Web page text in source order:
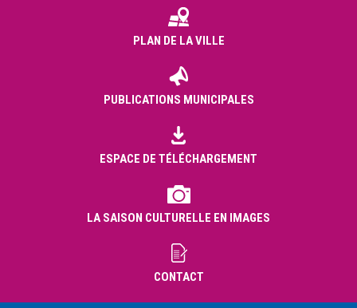
PLAN DE LA VILLE
PUBLICATIONS MUNICIPALES
ESPACE DE TÉLÉCHARGEMENT
LA SAISON CULTURELLE EN IMAGES
CONTACT